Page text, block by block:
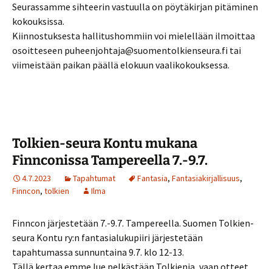
Seurassamme sihteerin vastuulla on pöytäkirjan pitäminen
kokouksissa.
Kiinnostuksesta hallitushommiin voi mielellään ilmoittaa
osoitteseen puheenjohtaja@suomentolkienseura.fi tai
viimeistään paikan päällä elokuun vaalikokouksessa.
Tolkien-seura Kontu mukana
Finnconissa Tampereella 7.-9.7.
4.7.2023 Tapahtumat Fantasia, Fantasiakirjallisuus,
Finncon, tolkien Ilma
Finncon järjestetään 7.-9.7. Tampereella. Suomen Tolkien-
seura Kontu ry:n fantasialukupiiri järjestetään
tapahtumassa sunnuntaina 9.7. klo 12-13.